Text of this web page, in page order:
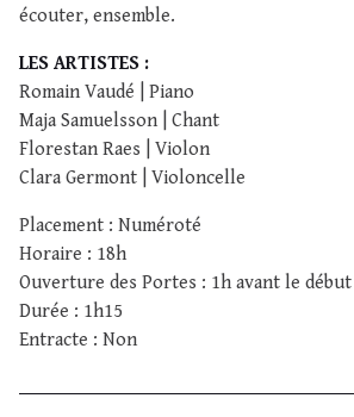
écouter, ensemble.
LES ARTISTES :
Romain Vaudé | Piano
Maja Samuelsson | Chant
Florestan Raes | Violon
Clara Germont | Violoncelle
Placement : Numéroté
Horaire : 18h
Ouverture des Portes : 1h avant le
Durée : 1h15
Entracte : Non